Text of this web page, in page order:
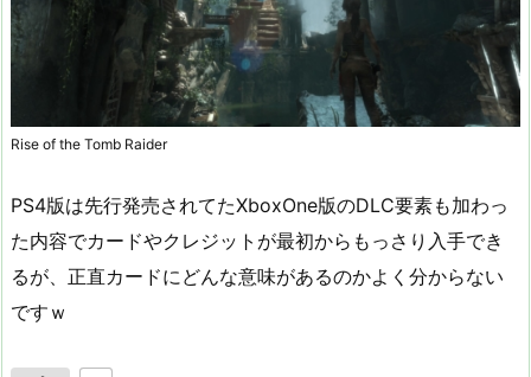
Rise of the Tomb Raider
PS4版は先行発売されてたXboxOne版のDLC要素も加わっ
た内容でカードやクレジットが最初からもっさり入手でき
るが、正直カードにどんな意味があるのかよく分からない
ですｗ